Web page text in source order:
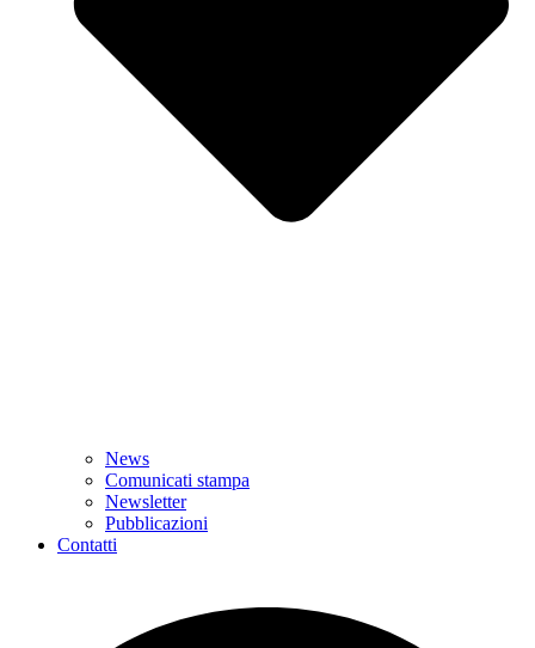
News
Comunicati stampa
Newsletter
Pubblicazioni
Contatti